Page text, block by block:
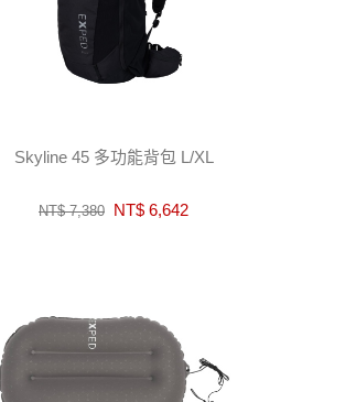
Skyline 45 多功能背包 L/XL
NT$ 7,380 NT$ 6,642